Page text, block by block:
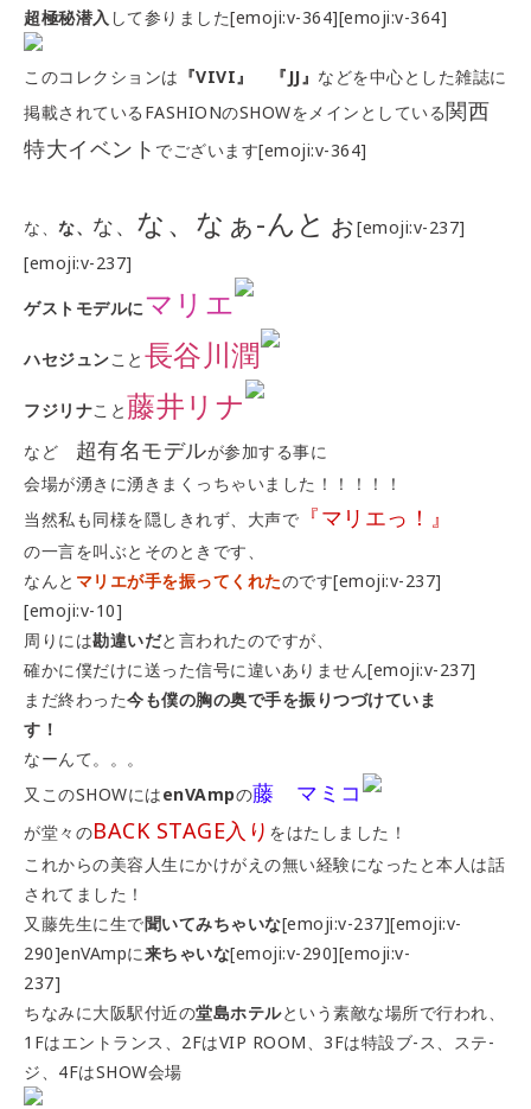
超極秘潜入 して参りました[emoji:v-364][emoji:v-364]
このコレクションは 『VIVI』 『JJ』 などを中心とした雑誌に
掲載されているFASHIONのSHOWをメインとしている関西
特大イベント でございます[emoji:v-364]
な、 な、 な、 な、なぁ-んとぉ[emoji:v-237]
[emoji:v-237]
ゲストモデルにマリエ
ハセジュンこと 長谷川潤
フジリナこと藤井リナ
など 超有名モデルが参加する事に
会場が湧きに湧きまくっちゃいました！！！！！
当然私も同様を隠しきれず、大声で 『マリエっ！』
の一言を叫ぶとそのときです、
なんと マリエが手を振ってくれたのです[emoji:v-237]
[emoji:v-10]
周りには勘違いだと言われたのですが、
確かに僕だけに送った信号に違いありません[emoji:v-237]
まだ終わった今も僕の胸の奥で手を振りつづけていま
す！
なーんて。。。
又このSHOWにはenVAmpの藤 マミコ
が堂々のBACK STAGE入り をはたしました！
これからの美容人生にかけがえの無い経験になったと本人は話
されてました！
又藤先生に生で聞いてみちゃいな[emoji:v-237][emoji:v-
290]enVAmpに来ちゃいな[emoji:v-290][emoji:v-
237]
ちなみに大阪駅付近の堂島ホテルという素敵な場所で行われ、
1Fはエントランス、2FはVIP ROOM、3Fは特設ブ-ス、ステ-
ジ、4FはSHOW会場